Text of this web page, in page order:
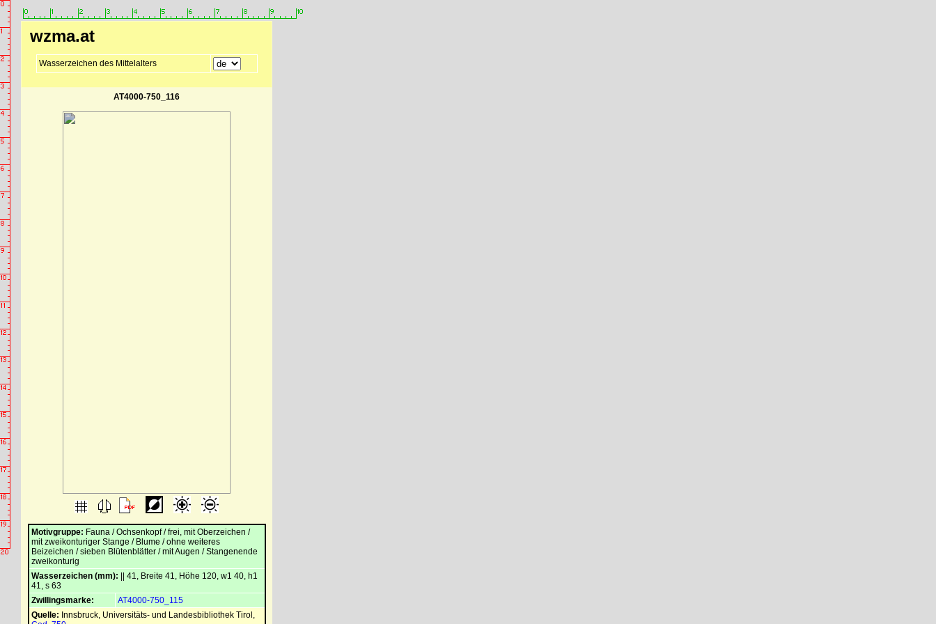
wzma.at
Wasserzeichen des Mittelalters
AT4000-750_116
Motivgruppe: Fauna / Ochsenkopf / frei, mit Oberzeichen /
mit zweikonturiger Stange / Blume / ohne weiteres
Beizeichen / sieben Blütenblätter / mit Augen / Stangenende
zweikonturig
Wasserzeichen (mm): || 41, Breite 41, Höhe 120, w1 40, h1
41, s 63
Zwillingsmarke:
AT4000-750_115
Quelle: Innsbruck, Universitäts- und Landesbibliothek Tirol ,